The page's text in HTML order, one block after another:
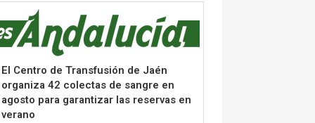
El Centro de Transfusión de Jaén
organiza 42 colectas de sangre en
agosto para garantizar las reservas en
verano